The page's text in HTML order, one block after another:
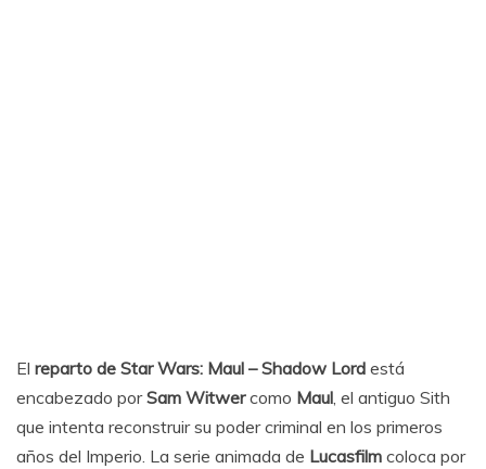
El reparto de Star Wars: Maul – Shadow Lord está
encabezado porSam Witwercomo Maul, el antiguo Sith
que intenta reconstruir su poder criminal en los primeros
años del Imperio. La serie animada de Lucasfilm coloca por